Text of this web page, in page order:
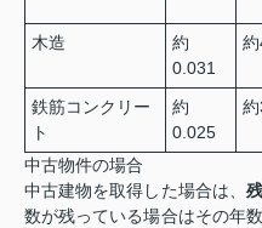
木造
約
0.031
鉄筋コンクリー
ト
約
0.025
中古物件の場合
中古建物を取得した場合は、
数が残っている場合はその年